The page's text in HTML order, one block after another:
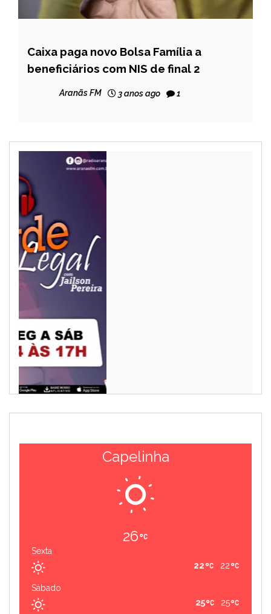
BRASIL
CAPELINHA
Caixa paga novo Bolsa Família a
beneficiários com NIS de final 2
Aranãs FM 3 anos ago 1
Capelinha
26
Sexta
22
22
Sábado
25
25